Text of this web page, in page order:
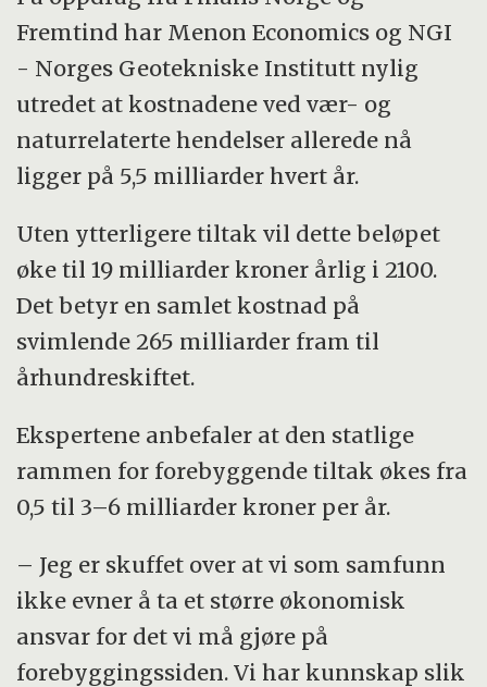
Fremtind har Menon Economics og NGI
- Norges Geotekniske Institutt nylig
utredet at kostnadene ved vær- og
naturrelaterte hendelser allerede nå
ligger på 5,5 milliarder hvert år.
Uten ytterligere tiltak vil dette beløpet
øke til 19 milliarder kroner årlig i 2100.
Det betyr en samlet kostnad på
svimlende 265 milliarder fram til
århundreskiftet.
Ekspertene anbefaler at den statlige
rammen for forebyggende tiltak økes fra
0,5 til 3–6 milliarder kroner per år.
– Jeg er skuffet over at vi som samfunn
ikke evner å ta et større økonomisk
ansvar for det vi må gjøre på
forebyggingssiden. Vi har kunnskap slik